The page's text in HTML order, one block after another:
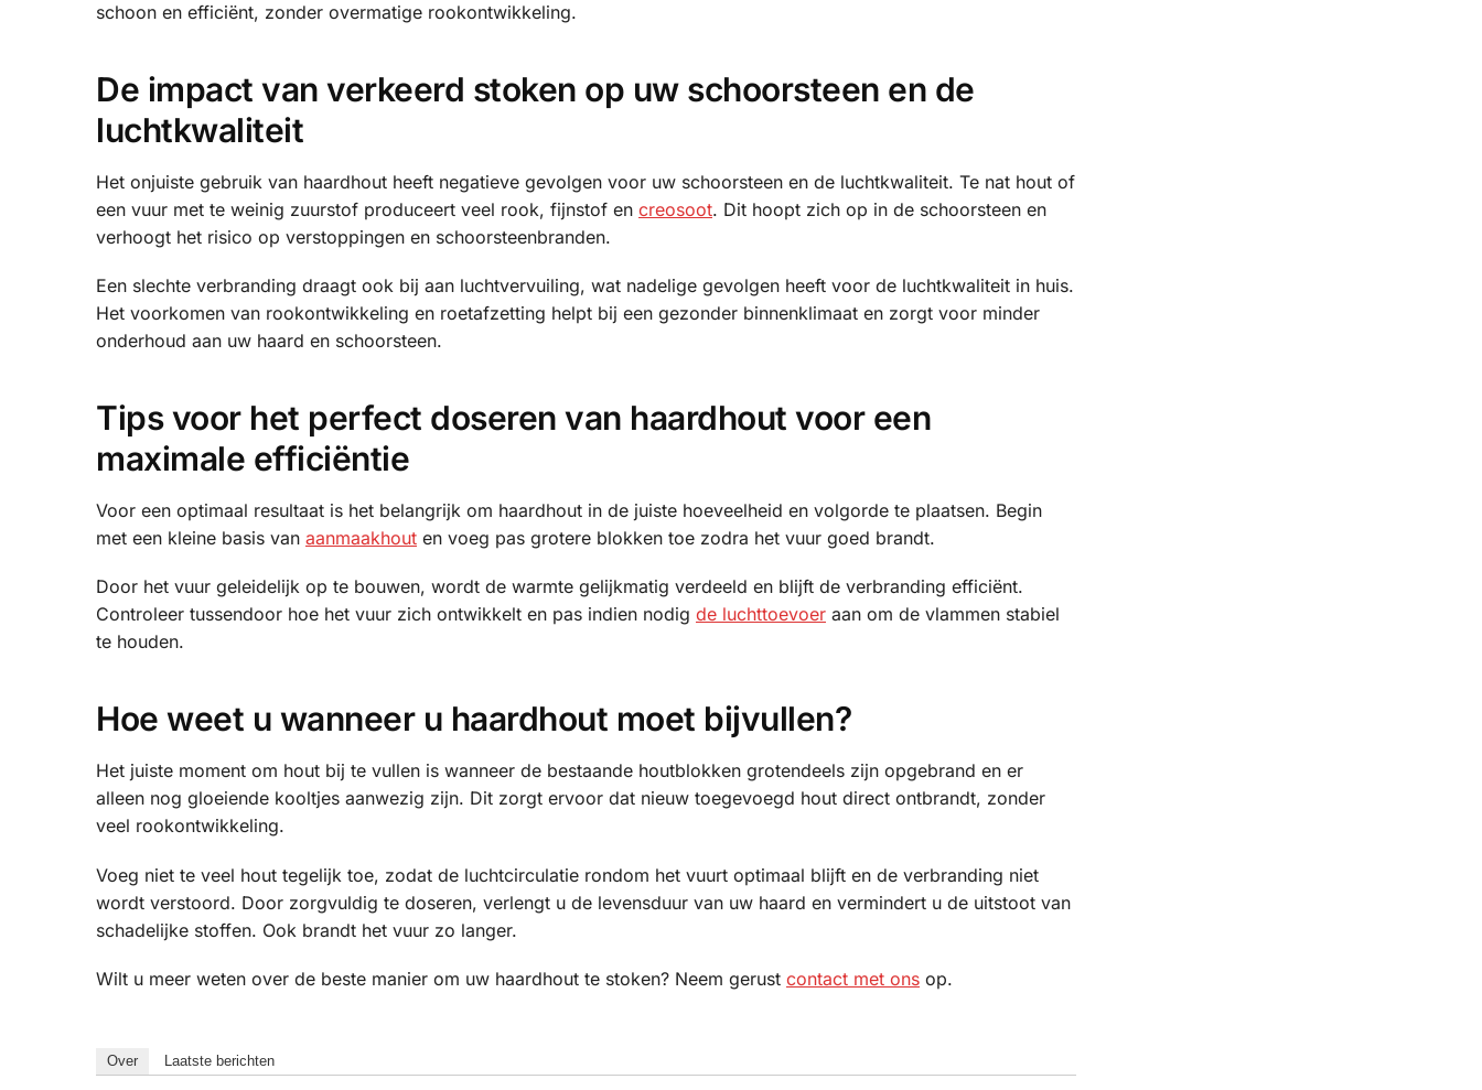
schoon en efficiënt, zonder overmatige rookontwikkeling.
De impact van verkeerd stoken op uw schoorsteen en de
luchtkwaliteit
Het onjuiste gebruik van haardhout heeft negatieve gevolgen voor uw schoorsteen en de luchtkwaliteit. Te nat hout of
een vuur met te weinig zuurstof produceert veel rook, fijnstof en creosoot. Dit hoopt zich op in de schoorsteen en
verhoogt het risico op verstoppingen en schoorsteenbranden.
Een slechte verbranding draagt ook bij aan luchtvervuiling, wat nadelige gevolgen heeft voor de luchtkwaliteit in huis.
Het voorkomen van rookontwikkeling en roetafzetting helpt bij een gezonder binnenklimaat en zorgt voor minder
onderhoud aan uw haard en schoorsteen.
Tips voor het perfect doseren van haardhout voor een
maximale efficiëntie
Voor een optimaal resultaat is het belangrijk om haardhout in de juiste hoeveelheid en volgorde te plaatsen. Begin
met een kleine basis van aanmaakhout en voeg pas grotere blokken toe zodra het vuur goed brandt.
Door het vuur geleidelijk op te bouwen, wordt de warmte gelijkmatig verdeeld en blijft de verbranding efficiënt.
Controleer tussendoor hoe het vuur zich ontwikkelt en pas indien nodig de luchttoevoer aan om de vlammen stabiel
te houden.
Hoe weet u wanneer u haardhout moet bijvullen?
Het juiste moment om hout bij te vullen is wanneer de bestaande houtblokken grotendeels zijn opgebrand en er
alleen nog gloeiende kooltjes aanwezig zijn. Dit zorgt ervoor dat nieuw toegevoegd hout direct ontbrandt, zonder
veel rookontwikkeling.
Voeg niet te veel hout tegelijk toe, zodat de luchtcirculatie rondom het vuurt optimaal blijft en de verbranding niet
wordt verstoord. Door zorgvuldig te doseren, verlengt u de levensduur van uw haard en vermindert u de uitstoot van
schadelijke stoffen. Ook brandt het vuur zo langer.
Wilt u meer weten over de beste manier om uw haardhout te stoken? Neem gerust contact met ons op.
Over Laatste berichten